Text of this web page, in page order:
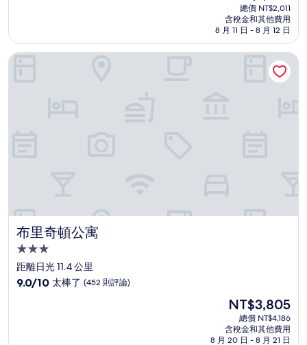
不
錯
在
價
格
為
NT$1,826
總價 NT$2,011
含稅金和其他費用
8 月 11 日 - 8 月 12 日
布里奇頓公寓
布里奇頓公寓
3.0
星
級
距離日光 11.4 公里
9.0
9.0/10 太棒了 (452 則評論)
現
價
格
NT$3,805
總價 NT$4,186
含稅金和其他費用
8 月 20 日 - 8 月 21 日
布里奇頓公寓